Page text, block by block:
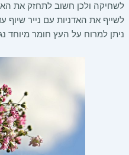
לשחיקה ולכן חשוב לתחזק את
לשייף את האדניות עם נייר
ניתן למרוח על העץ חומר מיוחד